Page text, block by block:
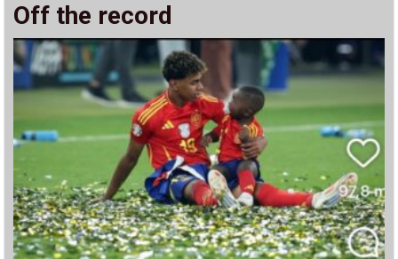
Off the record